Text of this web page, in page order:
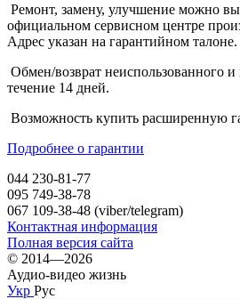
Ремонт, замену, улучшение можно
официальном сервисном центре
Адрес указан на гарантийном талоне.
Обмен/возврат неиспользованного и
течение 14 дней.
Возможность купить расширенную
Подробнее о гарантии
044 230-81-77
095 749-38-78
067 109-38-48 (viber/telegram)
Контактная информация
Полная версия сайта
© 2014—2026
Аудио-видео жизнь
Укр Рус